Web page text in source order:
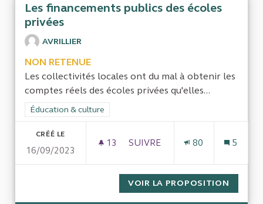
Les financements publics des écoles
privées
AVRILLIER
NON RETENUE
Les collectivités locales ont du mal à obtenir les
comptes réels des écoles privées qu'elles...
Filtrer les résultats de la catégorie : Éducation & culture
Éducation & culture
CRÉÉ LE
16/09/2023
13 13 ABONNÉS
SUIVRE
80 5
VOIR LA PROPOSITION